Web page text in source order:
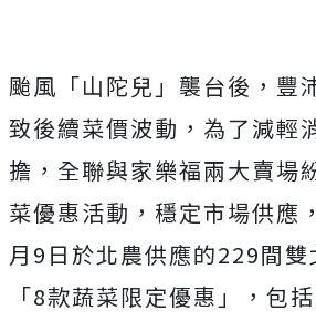
颱風「山陀兒」襲台後，豐
致後續菜價波動，為了減輕
擔，全聯與家樂福兩大賣場
菜優惠活動，穩定市場供應，
月9日於北農供應的229間雙
「8款蔬菜限定優惠」，包